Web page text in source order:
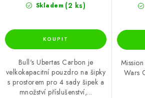
Skladem (2 ks)
Bull's Ubertas Carbon je
velkokapacitní pouzdro na šipky
s prostorem pro 4 sady šipek a
množství příslušenství,...
Wars